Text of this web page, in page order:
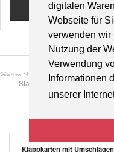
digitalen
Webseite für
verwenden wir
Nutzung der
Verwendung
Informationen
unserer
Seite 4 von 14
Start Zurück 1 2 3
Klappkarten mit Umschlägen